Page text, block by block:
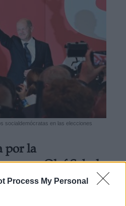
Process My Personal
socialdemócratas en las elecciones
por la
Olaf Scholz
si quiere gobernar
tratarán de liderar el futuro